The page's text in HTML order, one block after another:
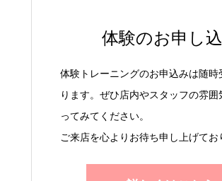
体験のお申し
体験トレーニングのお申込みは随時
ります。ぜひ店内やスタッフの雰囲
ってみてください。
ご来店を心よりお待ち申し上げてお